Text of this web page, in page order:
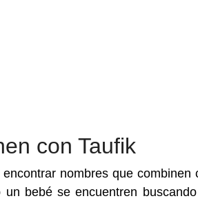
con Taufik
nombres que combinen
bebé se encuentren